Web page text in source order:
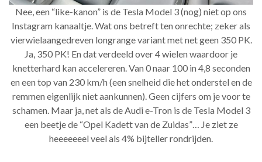
Nee, een “like-kanon” is de Tesla Model 3 (nog) niet op ons
Instagram kanaaltje. Wat ons betreft ten onrechte; zeker als
vierwielaangedreven longrange variant met net geen 350 PK.
Ja, 350 PK! En dat verdeeld over 4 wielen waardoor je
knetterhard kan accelereren. Van 0 naar 100 in 4,8 seconden
en een top van 230 km/h (een snelheid die het onderstel en de
remmen eigenlijk niet aankunnen). Geen cijfers om je voor te
schamen. Maar ja, net als de Audi e-Tron is de Tesla Model 3
een beetje de “Opel Kadett van de Zuidas”… Je ziet ze
heeeeeeel veel als 4% bijteller rondrijden.